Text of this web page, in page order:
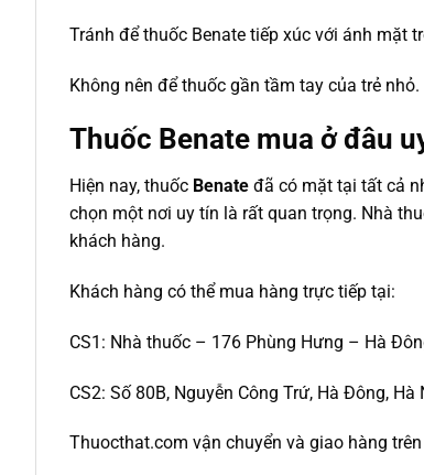
Tránh để thuốc Benate tiếp xúc với ánh mặt
Không nên để thuốc gần tầm tay của trẻ nhỏ.
Thuốc Benate mua ở đâu
Hiện nay, thuốc Benate đã có mặt tại tất cả
chọn một nơi uy tín là rất quan trọng. Nhà
khách hàng.
Khách hàng có thể mua hàng trực tiếp tại:
CS1: Nhà thuốc – 176 Phùng Hưng – Hà
CS2: Số 80B, Nguyễn Công Trứ, Hà Đông, Hà
Thuocthat.com vận chuyển và giao hàng